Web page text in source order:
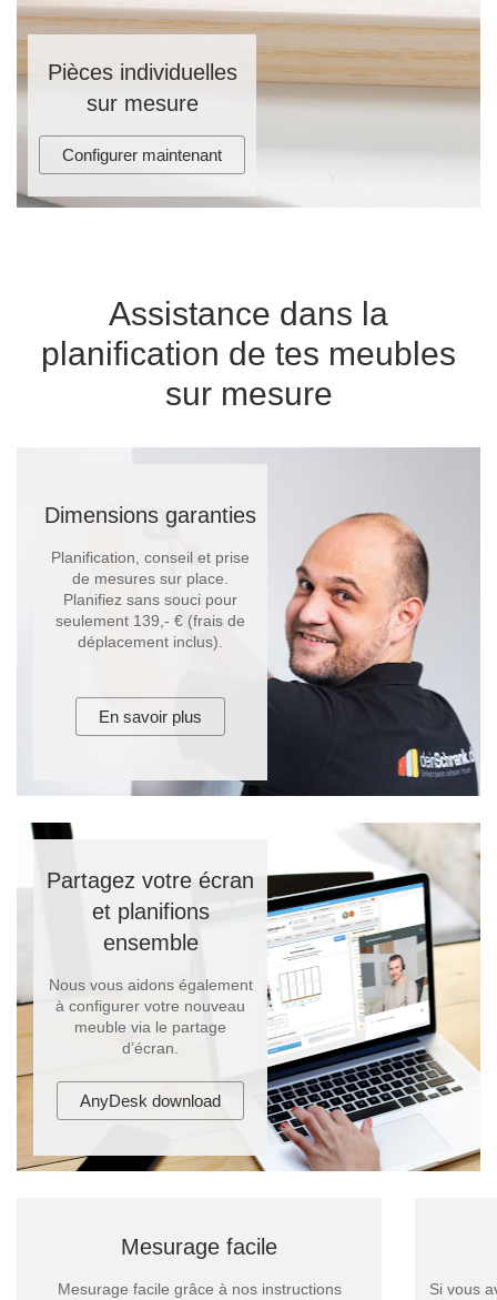
Pièces individuelles
sur mesure
Configurer maintenant
Assistance dans la
planification de tes meubles
sur mesure
Dimensions garanties
Planification, conseil et prise
de mesures sur place.
Planifiez sans souci pour
seulement 139,- € (frais de
déplacement inclus).
En savoir plus
Partagez votre écran
et planifions
ensemble
Nous vous aidons également
à configurer votre nouveau
meuble via le partage
d’écran.
AnyDesk download
Mesurage facile
Mesurage facile grâce à nos instructions
Si vous